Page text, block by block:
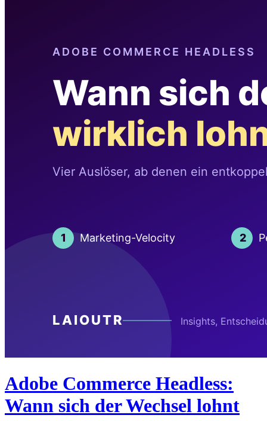
Adobe Commerce Headless:
Wann sich der Wechsel lohnt